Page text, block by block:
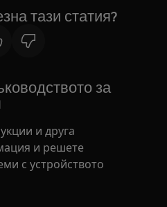
тази статия?
за
и друга
и решете
с устройството